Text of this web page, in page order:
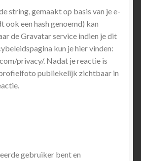
string, gemaakt op basis van je e-
ook een hash genoemd) kan
de Gravatar service indien je dit
kun je hier vinden:
privacy/. Nadat je reactie is
publiekelijk zichtbaar in
gebruiker bent en